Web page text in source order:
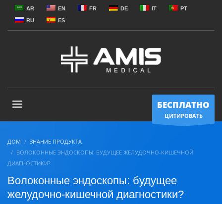
AR EN FR DE IT
PT
RU
ES
БЕСПЛАТНО
ЦИТИРОВАТЬ
ДОМ
ЗНАНИЕ ПРОДУКТА
ВОЛОКОННЫЕ ЭНДОСКОПЫ: БУДУЩЕЕ ЖЕЛУДОЧНО-КИШЕЧНОЙ
ДИАГНОСТИКИ?
Волоконные эндоскопы: будущее
желудочно-кишечной диагностики?